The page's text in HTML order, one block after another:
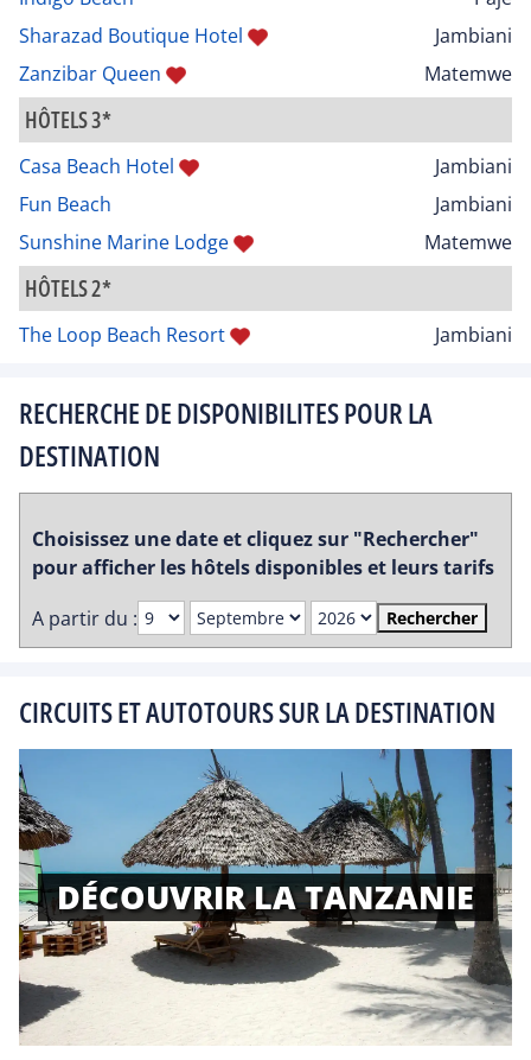
Sharazad Boutique Hotel
Jambiani
Zanzibar Queen
Matemwe
HÔTELS 3*
Casa Beach Hotel
Jambiani
Fun Beach
Jambiani
Sunshine Marine Lodge
Matemwe
HÔTELS 2*
The Loop Beach Resort Jambiani
RECHERCHE DE DISPONIBILITES POUR LA
DESTINATION
Choisissez une date et cliquez sur "Rechercher"
pour afficher les hôtels disponibles et leurs tarifs
A partir du :
Rechercher
CIRCUITS ET AUTOTOURS SUR LA DESTINATION
DÉCOUVRIR LA TANZANIE